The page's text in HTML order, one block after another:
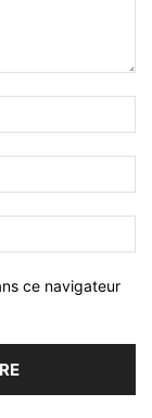
ce navigateur